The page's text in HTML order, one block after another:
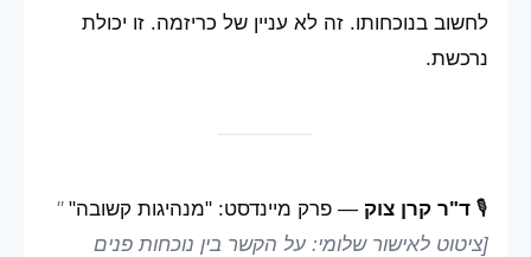
לחשוב בנוכחותו. זה לא עניין של כריזמה. זו יכולת
נרכשת.
🎙️ ד"ר קרן צוק — פרק מיינדסט: "מנהיגות קשובה""
[ציטוט לאישור שלומי: על הקשר בין נוכחות פנים